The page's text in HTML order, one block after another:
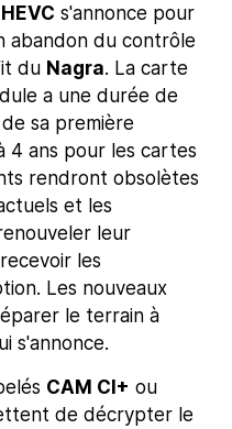
s'annonce pour
abandon du contrôle
du Nagra. La carte
a une durée de
sa première
4 ans pour les cartes
rendront obsolètes
et les
leur
les
Les nouveaux
le terrain à
s'annonce.
CAM CI+ ou
de décrypter le